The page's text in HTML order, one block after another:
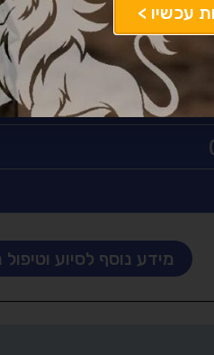
טיפולים רגשיים
מידע נוסף לסיוע
עכשיו >